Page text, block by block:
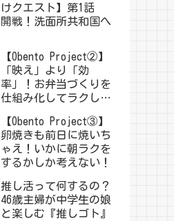
けクエスト】第1話
開戦！洗面所共和国へ
【Obento Project②】
「映え」より「効
率」！お弁当づくりを
仕組み化してラクした
【Obento Project③】
卵焼きも前日に焼いち
ゃえ！いかに朝ラクを
するかしか考えない！
推し活って何するの？
46歳主婦が中学生の娘
と楽しむ『推しゴト』